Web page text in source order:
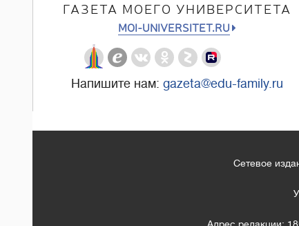
ГАЗЕТА МОЕГО УНИВЕРСИТЕТА
MOI-UNIVERSITET.RU
Напишите нам: gazeta@edu-family.ru
Сетевое